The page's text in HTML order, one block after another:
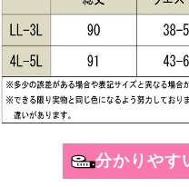
分かりやす